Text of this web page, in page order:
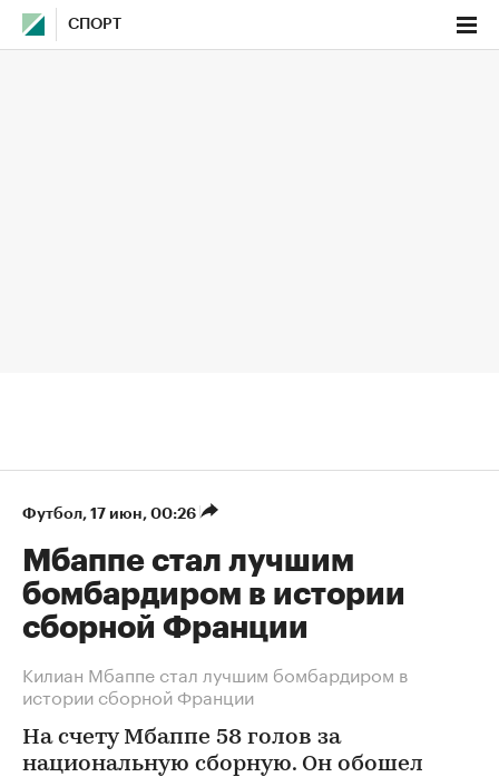
СПОРТ
Футбол⁠, 17 июн, 00:26
Мбаппе стал лучшим
бомбардиром в истории
сборной Франции
Килиан Мбаппе стал лучшим бомбардиром в
истории сборной Франции
На счету Мбаппе 58 голов за
национальную сборную. Он обошел